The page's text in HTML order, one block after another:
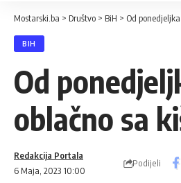
Mostarski.ba > Društvo > BiH > Od
BIH
Od
oblačno sa
6 Maja, 2023 10:00
Redakcija Portala
Podijeli